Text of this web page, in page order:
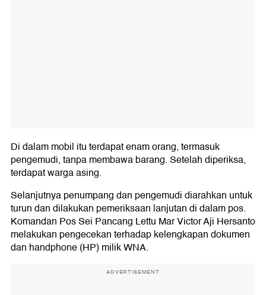
Di dalam mobil itu terdapat enam orang, termasuk
pengemudi, tanpa membawa barang. Setelah diperiksa,
terdapat warga asing.
Selanjutnya penumpang dan pengemudi diarahkan untuk
turun dan dilakukan pemeriksaan lanjutan di dalam pos.
Komandan Pos Sei Pancang Lettu Mar Victor Aji Hersanto
melakukan pengecekan terhadap kelengkapan dokumen
dan handphone (HP) milik WNA.
ADVERTISEMENT